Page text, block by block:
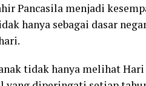
Pancasila menjadi
hanya sebagai dasar
tidak hanya melihat